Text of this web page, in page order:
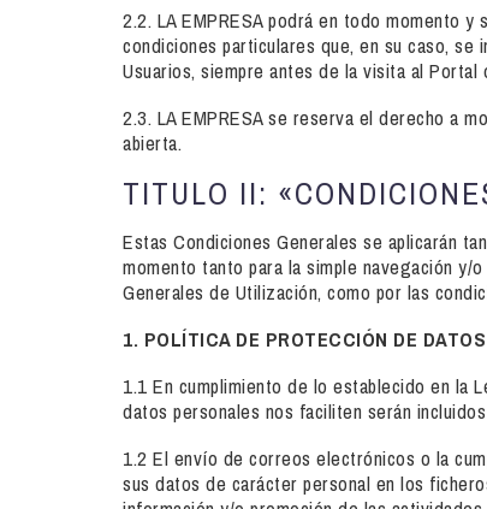
2.2. LA EMPRESA podrá en todo momento
condiciones particulares que, en su caso, se
Usuarios, siempre antes de la visita al
2.3. LA EMPRESA se reserva el derecho a
abierta.
TITULO II:
Estas Condiciones Generales se aplicarán
momento tanto para la simple navegación
Generales de Utilización, como por las
1. POLÍTICA DE PROTECCIÓN DE
1.1 En cumplimiento de lo establecido en la
datos personales nos faciliten serán
1.2 El envío de correos electrónicos o la
sus datos de carácter personal en los